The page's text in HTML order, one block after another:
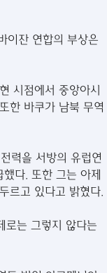
이잔 연합의 부상은
시점에서 중앙아시
한 바쿠가 남북 무역
력을 서방의 유럽연
다. 또한 그는 아제
르고 있다고 밝혔다.
로는 그렇지 않다는